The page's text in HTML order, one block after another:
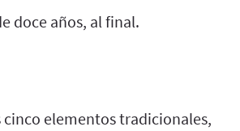
doce años, al final.
cinco elementos tradicionales,